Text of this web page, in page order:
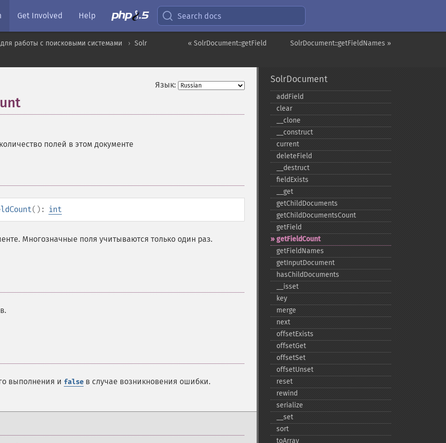
Get Involved Help Search docs
SolrDocument::getFieldNames »
« SolrDocument::getField
работы с поисковыми системами
Solr
Язык:
полей в этом документе
(): int
Многозначные поля учитываются только один раз.
выполнения и false в случае возникновения ошибки.
SolrDocument
addField
clear
_​_​clone
_​_​construct
current
deleteField
_​_​destruct
fieldExists
_​_​get
getChildDocuments
getChildDocumentsCount
getField
getFieldCount
getFieldNames
getInputDocument
hasChildDocuments
_​_​isset
key
merge
next
offsetExists
offsetGet
offsetSet
offsetUnset
reset
rewind
serialize
_​_​set
sort
toArray